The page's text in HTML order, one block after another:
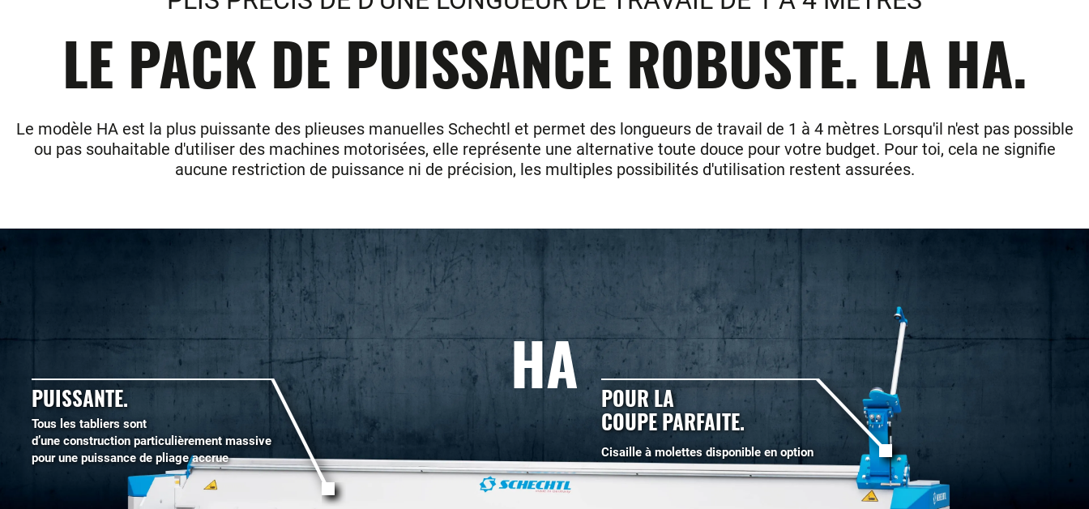
LE PACK DE PUISSANCE ROBUSTE. LA HA.
Le modèle HA est la plus puissante des plieuses manuelles Schechtl et permet des longueurs de travail de 1 à 4 mètres Lorsqu'il n'est pas possible
ou pas souhaitable d'utiliser des machines motorisées, elle représente une alternative toute douce pour votre budget. Pour toi, cela ne signifie
aucune restriction de puissance ni de précision, les multiples possibilités d'utilisation restent assurées.
HA
PUISSANTE.
Tous les tabliers sont
d’une construction particulièrement massive
pour une puissance de pliage accrue
POUR LA
COUPE PARFAITE.
Cisaille à molettes disponible en option